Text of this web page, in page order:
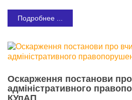
Подробнее ...
Оскарження постанови
адміністративного
КУпАП